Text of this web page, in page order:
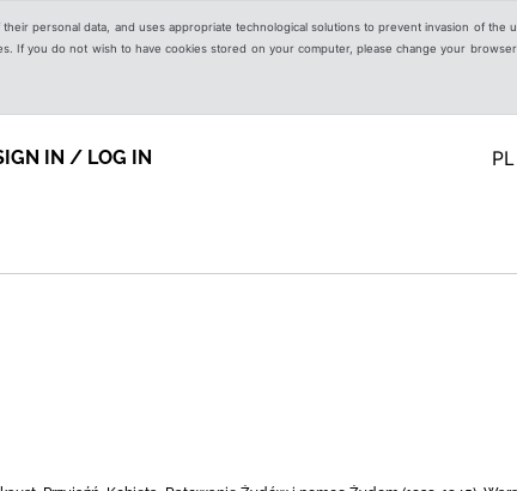
personal data, and uses appropriate technological solutions to prevent invasion of the
If you do not wish to have cookies stored on your computer, please change your
IN / LOG IN PL